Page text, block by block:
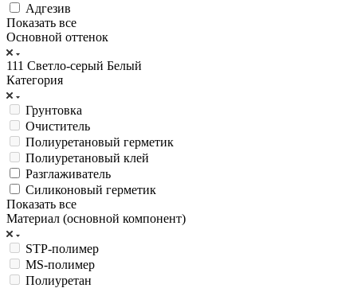
Адгезив
Показать все
Основной оттенок
111 Светло-серый Белый
Категория
Грунтовка
Очиститель
Полиуретановый герметик
Полиуретановый клей
Разглаживатель
Силиконовый герметик
Показать все
Материал (основной компонент)
STP-полимер
МS-полимер
Полиуретан